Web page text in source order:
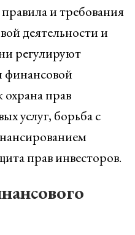
и требования
деятельности и
регулируют
финансовой
охрана прав
услуг, борьба с
прав инвесторов.